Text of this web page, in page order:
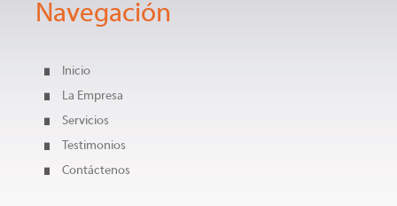
Navegación
Inicio
La Empresa
Servicios
Testimonios
Contáctenos